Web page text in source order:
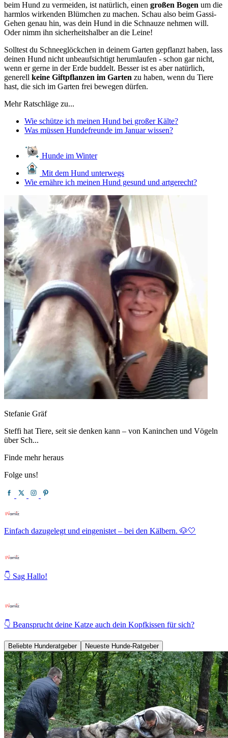
beim Hund zu vermeiden, ist natürlich, einen großen Bogen um die
harmlos wirkenden Blümchen zu machen. Schau also beim Gassi-
Gehen genau hin, was dein Hund in die Schnauze nehmen will.
Oder nimm ihn sicherheitshalber an die Leine!
Solltest du Schneeglöckchen in deinem Garten gepflanzt haben, lass
deinen Hund nicht unbeaufsichtigt herumlaufen - schon gar nicht,
wenn er gerne in der Erde buddelt. Besser ist es aber natürlich,
generell keine Giftpflanzen im Garten zu haben, wenn du Tiere
hast, die sich im Garten frei bewegen dürfen.
Mehr Ratschläge zu...
Wie schütze ich meinen Hund bei großer Kälte?
Was müssen Hundefreunde im Januar wissen?
Hunde im Winter
Mit dem Hund unterwegs
Wie ernähre ich meinen Hund gesund und artgerecht?
Stefanie Gräf
Steffi hat Tiere, seit sie denken kann – von Kaninchen und Vögeln
über Sch...
Finde mehr heraus
Folge uns!
Einfach dazugelegt und eingenistet – bei den Kälbern. 🐶🤍
👇 Sag Hallo!
👇 Beansprucht deine Katze auch dein Kopfkissen für sich?
Beliebte Hunderatgeber Neueste Hunde-Ratgeber